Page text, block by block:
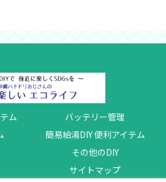
ム
バッテリー管理
簡易給湯DIY 便利アイテム
その他のDIY
サイトマップ